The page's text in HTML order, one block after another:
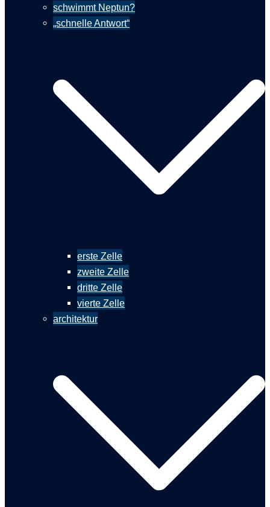
schwimmt Neptun?
„schnelle Antwort“
erste Zelle
zweite Zelle
dritte Zelle
vierte Zelle
architektur